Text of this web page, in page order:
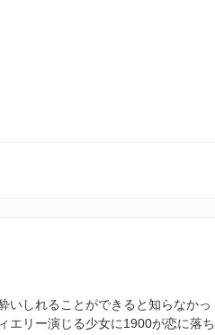
いしれることができると知らなかっ
エリー演じる少女に1900が恋に落ち